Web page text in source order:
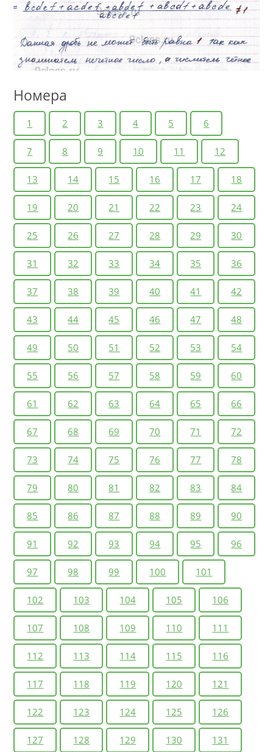
Номера
1 2 3 4 5 6
7 8 9 10 11 12
13 14 15 16 17 18
19 20 21 22 23 24
25 26 27 28 29 30
31 32 33 34 35 36
37 38 39 40 41 42
43 44 45 46 47 48
49 50 51 52 53 54
55 56 57 58 59 60
61 62 63 64 65 66
67 68 69 70 71 72
73 74 75 76 77 78
79 80 81 82 83 84
85 86 87 88 89 90
91 92 93 94 95 96
97 98 99 100 101
102 103 104 105 106
107 108 109 110 111
112 113 114 115 116
117 118 119 120 121
122 123 124 125 126
127 128 129 130 131